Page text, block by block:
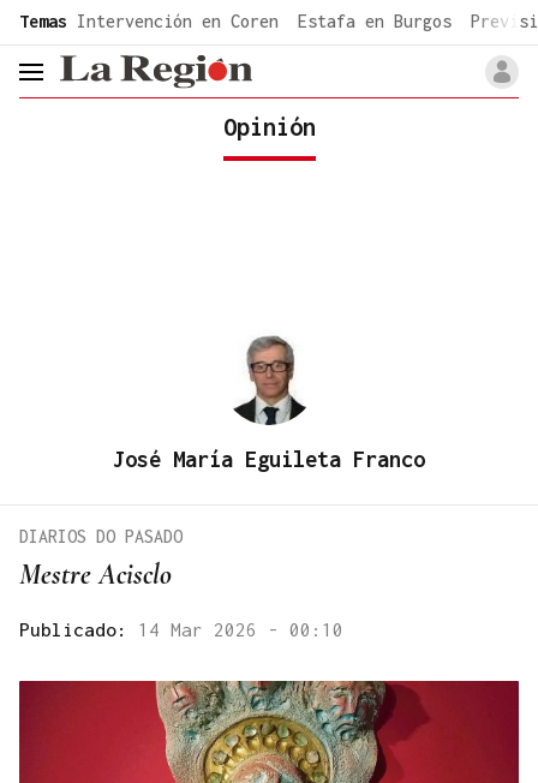
common.go-to-content
Temas Intervención en Coren Estafa en Burgos
header.menu.open
Opinión
José María Eguileta Franco
Mestre Acisclo
DIARIOS DO PASADO
Publicado: 14 Mar 2026 - 00:10